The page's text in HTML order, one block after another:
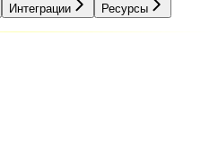
Интеграции Ресурсы